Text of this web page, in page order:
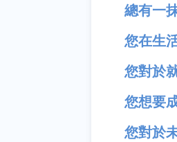
總有一
您在生
您對於
您想要
您對於